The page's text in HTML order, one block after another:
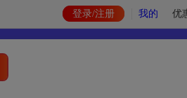
登录/注册 我的 优